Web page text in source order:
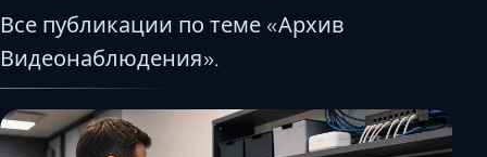
Камышин
Каспийск
Все публикации по теме «Архив
Видеонаблюдения».